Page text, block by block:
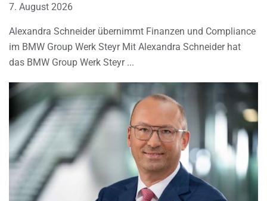
7. August 2026
Alexandra Schneider übernimmt Finanzen und Compliance
im BMW Group Werk Steyr Mit Alexandra Schneider hat
das BMW Group Werk Steyr